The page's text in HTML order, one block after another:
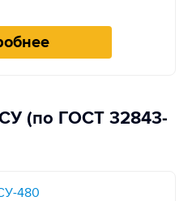
(по ГОСТ 32843-